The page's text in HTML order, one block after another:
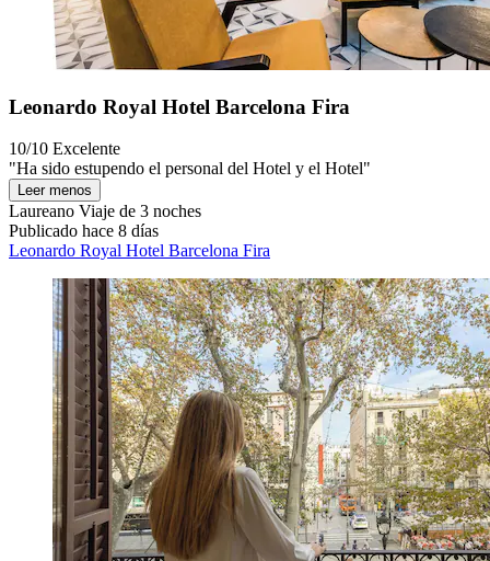
Leonardo Royal Hotel Barcelona Fira
10/10 Excelente
"Ha sido estupendo el personal del Hotel y el Hotel"
Leer menos
Laureano Viaje de 3 noches
Publicado hace 8 días
Leonardo Royal Hotel Barcelona Fira